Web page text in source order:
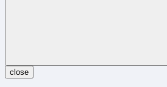
close